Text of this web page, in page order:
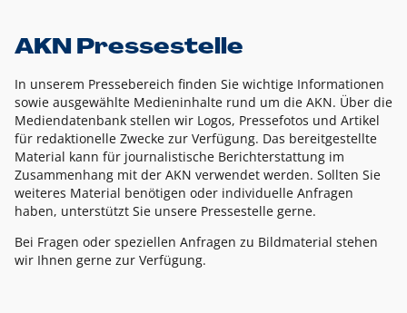
AKN Pressestelle
In unserem Pressebereich finden Sie wichtige Informationen
sowie ausgewählte Medieninhalte rund um die AKN. Über die
Mediendatenbank stellen wir Logos, Pressefotos und Artikel
für redaktionelle Zwecke zur Verfügung. Das bereitgestellte
Material kann für journalistische Berichterstattung im
Zusammenhang mit der AKN verwendet werden. Sollten Sie
weiteres Material benötigen oder individuelle Anfragen
haben, unterstützt Sie unsere Pressestelle gerne.
Bei Fragen oder speziellen Anfragen zu Bildmaterial stehen
wir Ihnen gerne zur Verfügung.